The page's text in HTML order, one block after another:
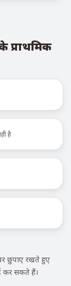
प्राथमिक
है
छुपाए रखते हुए
कर सकते हैं।